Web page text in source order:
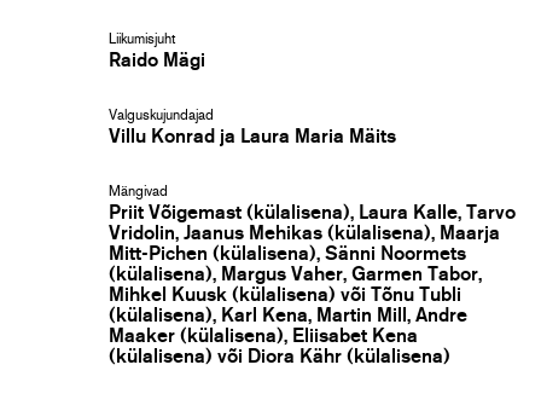
Liikumisjuht
Raido Mägi
Valguskujundajad
Villu Konrad ja Laura Maria Mäits
Mängivad
Priit Võigemast (külalisena), Laura Kalle, Tarvo
Vridolin, Jaanus Mehikas (külalisena), Maarja
Mitt-Pichen (külalisena), Sänni Noormets
(külalisena), Margus Vaher, Garmen Tabor,
Mihkel Kuusk (külalisena) või Tõnu Tubli
(külalisena), Karl Kena, Martin Mill, Andre
Maaker (külalisena), Eliisabet Kena
(külalisena) või Diora Kähr (külalisena)